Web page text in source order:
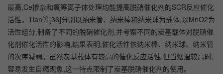
最高,Ce掺杂和氧等离子体处理均能提高脱硝催化剂的SCR反应催化
活性。Tian等[36]分别以纳米管、纳米棒和纳米球为载体,以MnO2为
活性组分,制备了不同的脱硝催化剂,并考察不同的炭基载体对脱硝催
化剂催化活性的影响,结果表明,催化活性依纳米棒、纳米球、纳米管
的次序减弱。虽然炭基载体有较高的催化反应活性,但当烟温较高时,
容易发生自燃现象,这一特点限制了炭基脱硝催化剂的使用。